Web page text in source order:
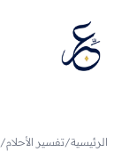
الرئيسية/تفسير الأحلام/